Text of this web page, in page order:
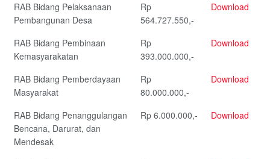
RAB Bidang Pelaksanaan
Pembangunan Desa
Rp
564.727.550,-
Download
RAB Bidang Pembinaan
Kemasyarakatan
Rp
393.000.000,-
Download
RAB Bidang Pemberdayaan
Masyarakat
Rp
80.000.000,-
Download
RAB Bidang Penanggulangan
Bencana, Darurat, dan
Mendesak
Rp 6.000.000,- Download